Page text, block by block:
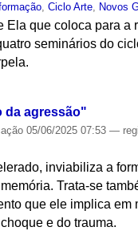
,Ciclo Arte, Novos
que coloca para a
seminários do
da agressão"
05/06/2025 07:53—
inviabiliza a
Trata-se
que ele implica
e do trauma.